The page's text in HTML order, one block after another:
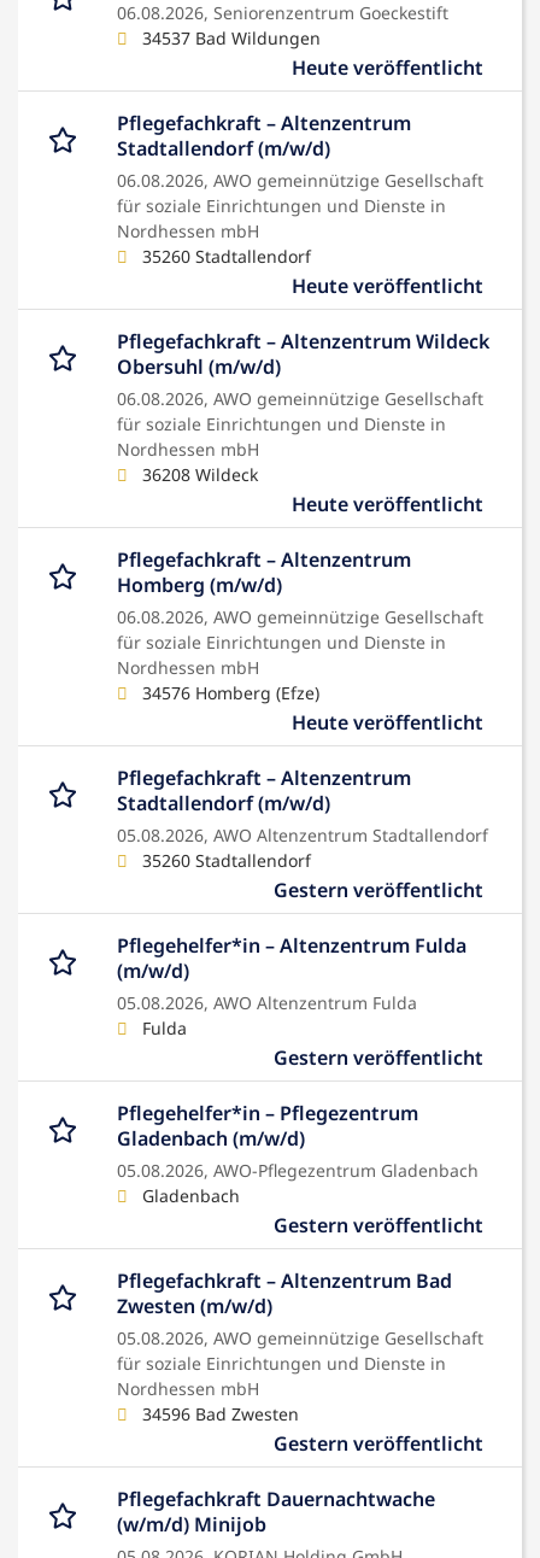
06.08.2026, Seniorenzentrum Goeckestift
34537 Bad Wildungen
Heute veröffentlicht
Pflegefachkraft – Altenzentrum
Stadtallendorf (m/w/d)
06.08.2026, AWO gemeinnützige Gesellschaft
für soziale Einrichtungen und Dienste in
Nordhessen mbH
35260 Stadtallendorf
Heute veröffentlicht
Pflegefachkraft – Altenzentrum Wildeck
Obersuhl (m/w/d)
06.08.2026, AWO gemeinnützige Gesellschaft
für soziale Einrichtungen und Dienste in
Nordhessen mbH
36208 Wildeck
Heute veröffentlicht
Pflegefachkraft – Altenzentrum
Homberg (m/w/d)
06.08.2026, AWO gemeinnützige Gesellschaft
für soziale Einrichtungen und Dienste in
Nordhessen mbH
34576 Homberg (Efze)
Heute veröffentlicht
Pflegefachkraft – Altenzentrum
Stadtallendorf (m/w/d)
05.08.2026, AWO Altenzentrum Stadtallendorf
35260 Stadtallendorf
Gestern veröffentlicht
Pflegehelfer*in – Altenzentrum Fulda
(m/w/d)
05.08.2026, AWO Altenzentrum Fulda
Fulda
Gestern veröffentlicht
Pflegehelfer*in – Pflegezentrum
Gladenbach (m/w/d)
05.08.2026, AWO-Pflegezentrum Gladenbach
Gladenbach
Gestern veröffentlicht
Pflegefachkraft – Altenzentrum Bad
Zwesten (m/w/d)
05.08.2026, AWO gemeinnützige Gesellschaft
für soziale Einrichtungen und Dienste in
Nordhessen mbH
34596 Bad Zwesten
Gestern veröffentlicht
Pflegefachkraft Dauernachtwache
(w/m/d) Minijob